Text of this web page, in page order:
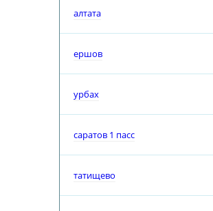
алтата
ершов
урбах
саратов 1 пасс
татищево